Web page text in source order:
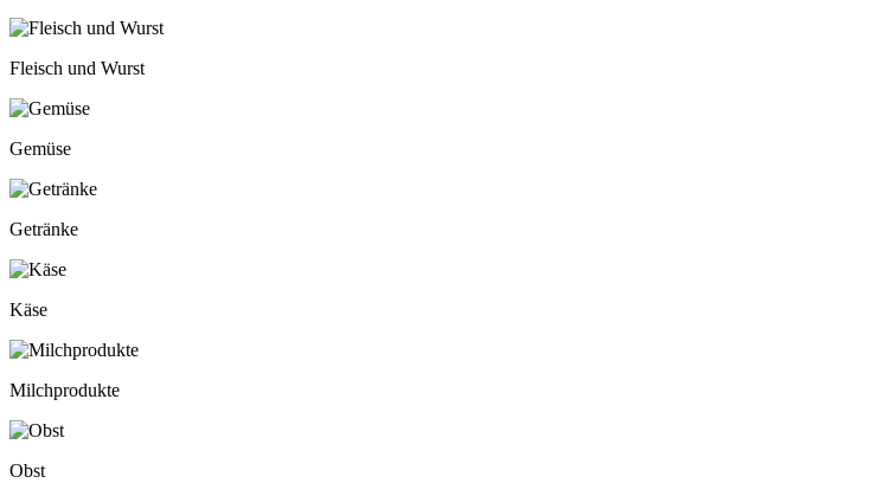
Fleisch und Wurst
Gemüse
Getränke
Käse
Milchprodukte
Obst